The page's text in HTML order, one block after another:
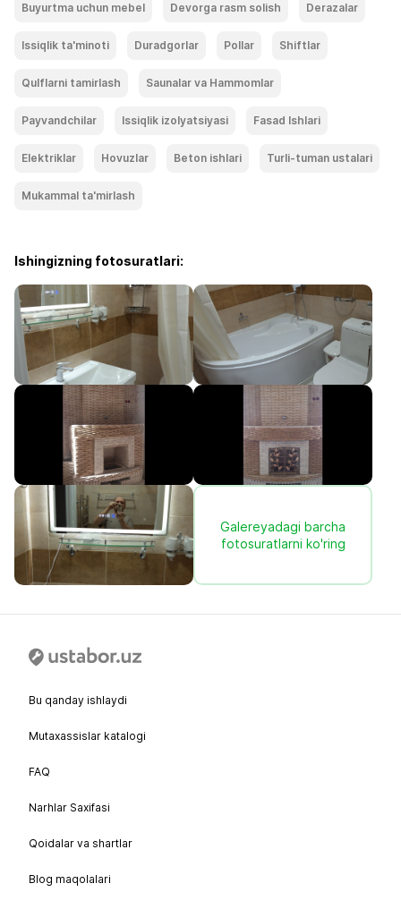
Buyurtma uchun mebel Devorga rasm solish Derazalar
Issiqlik ta'minoti Duradgorlar Pollar Shiftlar
Qulflarni tamirlash Saunalar va Hammomlar
Payvandchilar Issiqlik izolyatsiyasi Fasad Ishlari
Elektriklar Hovuzlar Beton ishlari Turli-tuman ustalari
Mukammal ta'mirlash
Ishingizning fotosuratlari:
Galereyadagi barcha
fotosuratlarni ko'ring
Bu qanday ishlaydi
Mutaxassislar katalogi
FAQ
Narhlar Saxifasi
Qoidalar va shartlar
Blog maqolalari